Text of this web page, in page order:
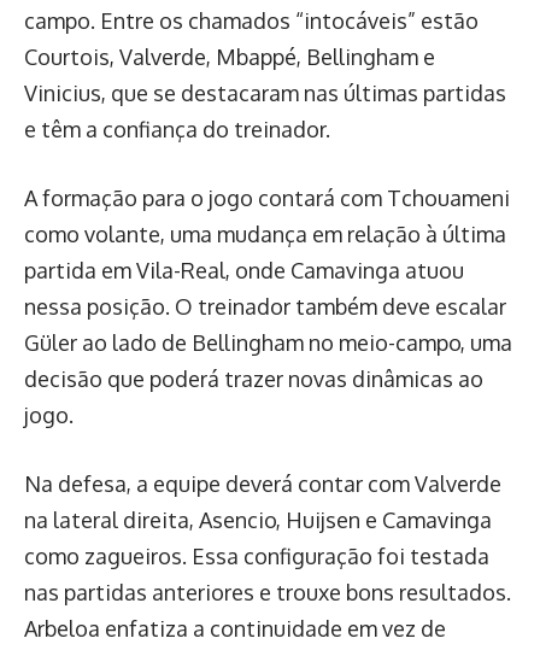
campo. Entre os chamados “intocáveis” estão
Courtois, Valverde, Mbappé, Bellingham e
Vinicius, que se destacaram nas últimas partidas
e têm a confiança do treinador.
A formação para o jogo contará com Tchouameni
como volante, uma mudança em relação à última
partida em Vila-Real, onde Camavinga atuou
nessa posição. O treinador também deve escalar
Güler ao lado de Bellingham no meio-campo, uma
decisão que poderá trazer novas dinâmicas ao
jogo.
Na defesa, a equipe deverá contar com Valverde
na lateral direita, Asencio, Huijsen e Camavinga
como zagueiros. Essa configuração foi testada
nas partidas anteriores e trouxe bons resultados.
Arbeloa enfatiza a continuidade em vez de